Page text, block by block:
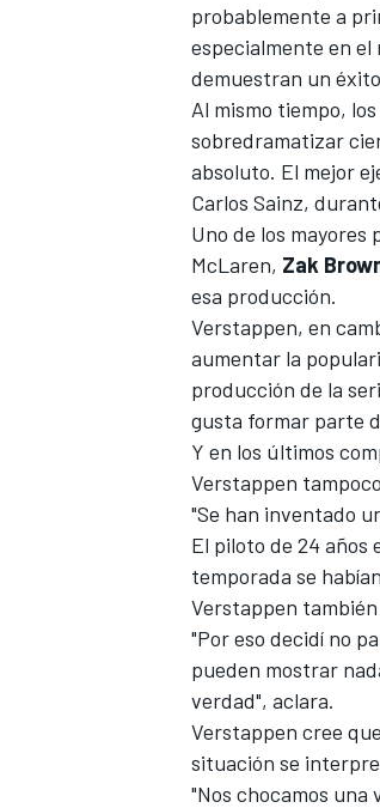
probablemente a
especialmente en
demuestran un
Al mismo tiempo,
sobredramatizar
absoluto. El mejor
Carlos Sainz,
Uno de los
McLaren, Zak
esa producción.
Verstappen, en
aumentar la
producción de la
gusta formar parte
Y en los últimos
Verstappen
"Se han inventado
El piloto de 24 años
temporada se
Verstappen
"Por eso decidí no
pueden mostrar
verdad", aclara.
Verstappen cree
situación se
"Nos chocamos una